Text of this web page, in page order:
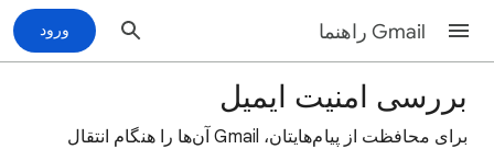
Gmail راهنما ورود
بررسی امنیت ایمیل
برای محافظت از پیام‌هایتان، Gmail آن‌ها را هنگام انتقال